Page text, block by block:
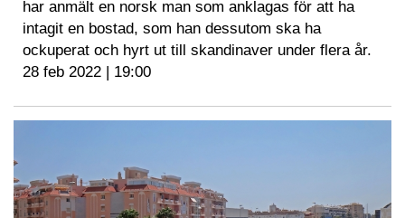
har anmält en norsk man som anklagas för att ha
intagit en bostad, som han dessutom ska ha
ockuperat och hyrt ut till skandinaver under flera år.
28 feb 2022 | 19:00